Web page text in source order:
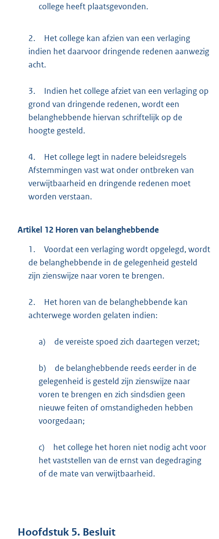
college heeft plaatsgevonden.
2.
Het college kan afzien van een verlaging
indien het daarvoor dringende redenen aanwezig
acht.
3.
Indien het college afziet van een verlaging op
grond van dringende redenen, wordt een
belanghebbende hiervan schriftelijk op de
hoogte gesteld.
4.
Het college legt in nadere beleidsregels
Afstemmingen vast wat onder ontbreken van
verwijtbaarheid en dringende redenen moet
worden verstaan.
Artikel 12 Horen van belanghebbende
1.
Voordat een verlaging wordt opgelegd, wordt
de belanghebbende in de gelegenheid gesteld
zijn zienswijze naar voren te brengen.
2.
Het horen van de belanghebbende kan
achterwege worden gelaten indien:
a) de vereiste spoed zich daartegen verzet;
b)
de belanghebbende reeds eerder in de
gelegenheid is gesteld zijn zienswijze naar
voren te brengen en zich sindsdien geen
nieuwe feiten of omstandigheden hebben
voorgedaan;
c)
het college het horen niet nodig acht voor
het vaststellen van de ernst van degedraging
of de mate van verwijtbaarheid.
Hoofdstuk 5. Besluit